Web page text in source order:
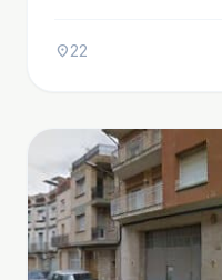
location_on22